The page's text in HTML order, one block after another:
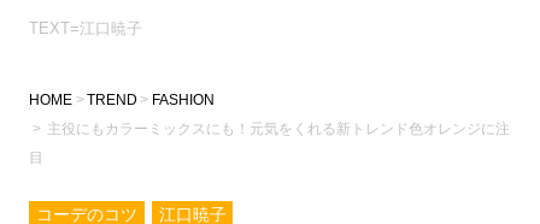
TEXT=江口暁子
HOME TREND
FASHION
主役にもカラーミックスにも！元気をくれる新トレンド色オレンジに注
目
コーデのコツ 江口暁子